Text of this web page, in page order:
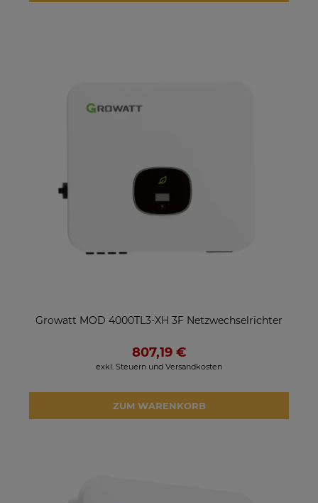
Growatt MOD 4000TL3-XH 3F Netzwechselrichter
807,19 €
exkl. Steuern und Versandkosten
ZUM WARENKORB